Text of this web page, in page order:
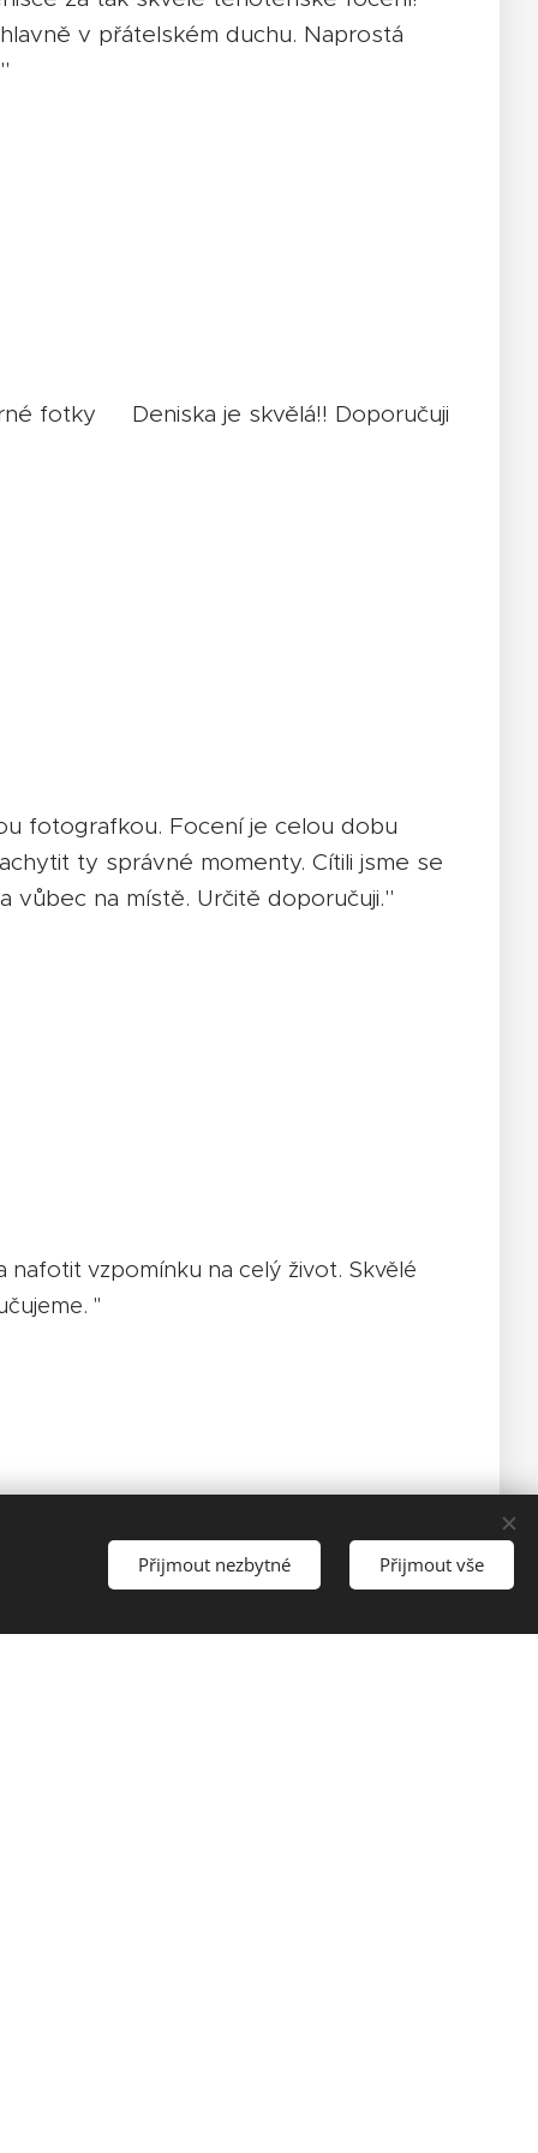
v přátelském duchu. Naprostá
fotky☺️ Deniska je skvělá!! Doporučuji
fotografkou. Focení je celou dobu
ty správné momenty. Cítili jsme se
vůbec na místě. Určitě doporučuji."
nafotit vzpomínku na celý život. Skvělé
"
Přijmout nezbytné Přijmout vše